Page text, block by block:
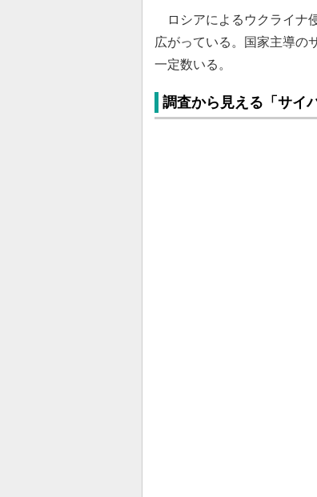
ロシアによるウクライナ
広がっている。国家主導の
一定数いる。
調査から見える「サイ